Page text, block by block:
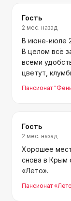
Гость
2 мес. назад
В июне-июле
В целом всё
всеми
цветут,
самый раз.
тишина — с
Пансионат
Гость
2 мес. назад
Хорошее
снова в Крым
«Лето».
Пансионат